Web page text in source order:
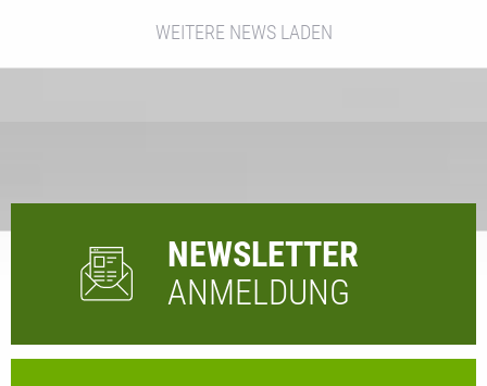
WEITERE NEWS LADEN
NEWSLETTER
ANMELDUNG